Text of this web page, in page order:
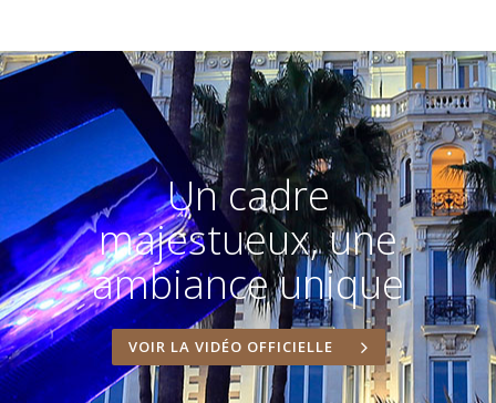
Un cadre
majestueux, une
ambiance unique
VOIR LA VIDÉO OFFICIELLE